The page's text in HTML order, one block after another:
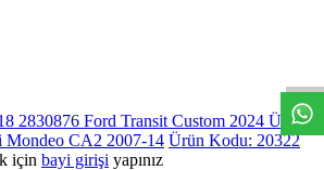
2830876 Ford Transit Custom 2024 Üzeri
Mondeo CA2 2007-14 Ürün Kodu: 20322
için bayi girişi yapınız